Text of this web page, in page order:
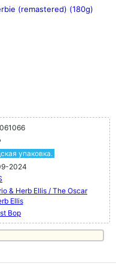
(remastered) (180g)
упаковка.
2024
& Herb Ellis / The Oscar
Ellis
Bop